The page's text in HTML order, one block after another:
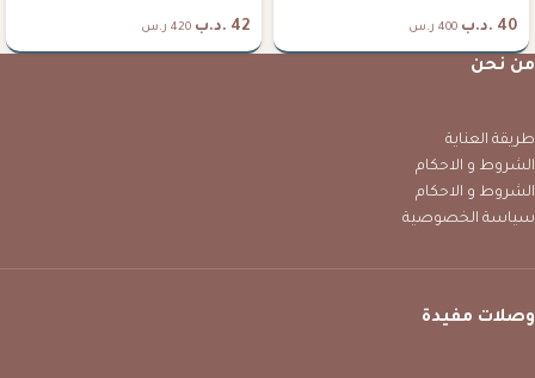
40 .د.ب 400 ر.س 42 .د.ب 420 ر.س
من نحن
طريقة العناية
الشروط و الاحكام
الشروط و الاحكام
سياسة الخصوصية
وصلات مفيدة